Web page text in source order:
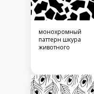
монохромный
паттерн шкура
животного